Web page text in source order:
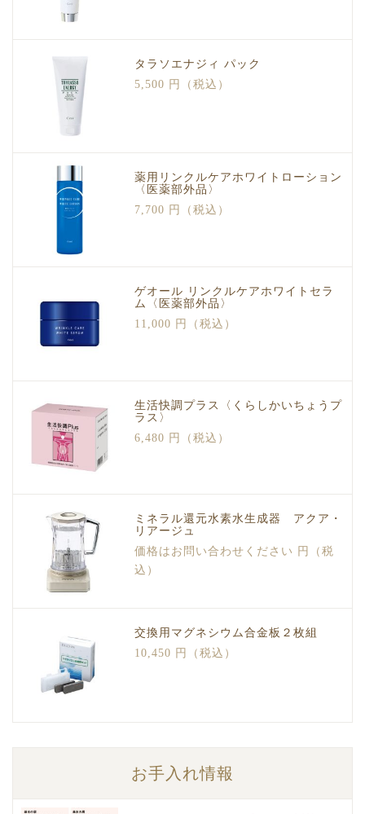
タラソエナジィ パック
5,500 円（税込）
薬用リンクルケアホワイトローション
〈医薬部外品〉
7,700 円（税込）
ゲオール リンクルケアホワイトセラ
ム〈医薬部外品〉
11,000 円（税込）
生活快調プラス〈くらしかいちょうプ
ラス〉
6,480 円（税込）
ミネラル還元水素水生成器 アクア・
リアージュ
価格はお問い合わせください 円（税
込）
交換用マグネシウム合金板２枚組
10,450 円（税込）
お手入れ情報